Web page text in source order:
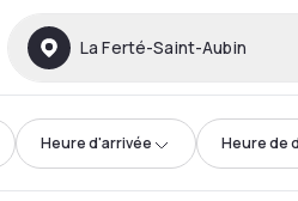
La Ferté-Saint-Aubin
Heure d'arrivée Heure de